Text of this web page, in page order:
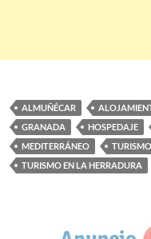
ALMUÑÉCAR
GRANADA
HOSPEDAJE
MEDITERRÁNEO
TURISMO EN LA HERRADURA